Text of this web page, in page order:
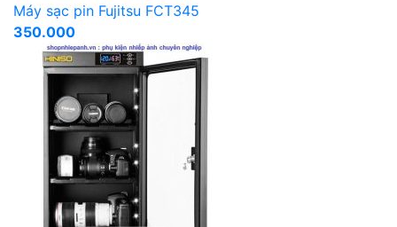
Máy sạc pin Fujitsu FCT345
350.000